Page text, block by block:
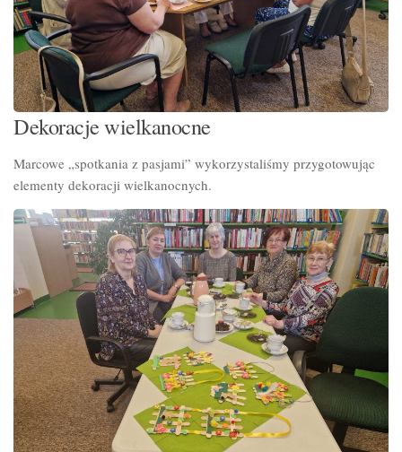
Dekoracje wielkanocne
Marcowe „spotkania z pasjami” wykorzystaliśmy przygotowując
elementy dekoracji wielkanocnych.